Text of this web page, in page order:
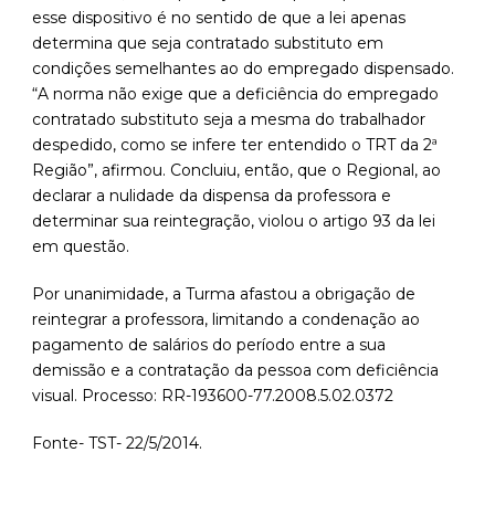
esse dispositivo é no sentido de que a lei apenas
determina que seja contratado substituto em
condições semelhantes ao do empregado dispensado.
“A norma não exige que a deficiência do empregado
contratado substituto seja a mesma do trabalhador
despedido, como se infere ter entendido o TRT da 2ª
Região”, afirmou. Concluiu, então, que o Regional, ao
declarar a nulidade da dispensa da professora e
determinar sua reintegração, violou o artigo 93 da lei
em questão.
Por unanimidade, a Turma afastou a obrigação de
reintegrar a professora, limitando a condenação ao
pagamento de salários do período entre a sua
demissão e a contratação da pessoa com deficiência
visual. Processo: RR-193600-77.2008.5.02.0372
Fonte- TST- 22/5/2014.